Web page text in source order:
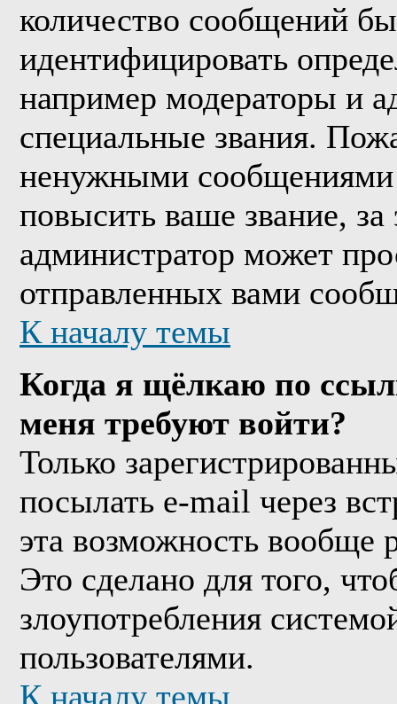
количество сообщений
идентифицировать
например модераторы и
специальные звания.
ненужными сообщениями
повысить ваше звание, за
администратор может
отправленных вами
К началу темы
Когда я щёлкаю по
меня требуют войти?
Только
посылать e-mail через
эта возможность вообще
Это сделано для того,
злоупотребления
пользователями.
К началу темы